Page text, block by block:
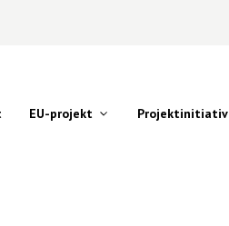
EU-projekt Projektinitiativ